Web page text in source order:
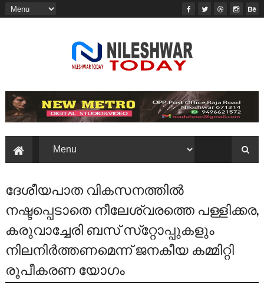
ദേശീയപാത വികസനത്തിൽ
നഷ്ടപ്പെടാതെ നീലേശ്വരത്തെ പള്ളിക്കര,
കരുവാച്ചേരി ബസ് സ്‌റ്റോപ്പുകളും
നിലനിർത്തണമെന്ന് ജനകീയ കമ്മിറ്റി
രൂപീകരണ യോഗം